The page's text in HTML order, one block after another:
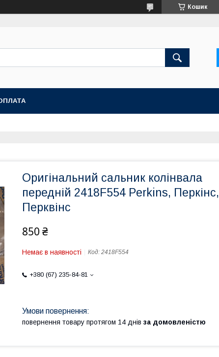
Кошик
Оригінальний сальник колінвала
передній 2418F554 Perkins, Перкінс,
Перквінс
850 ₴
Немає в наявності Код: 2418F554
+380 (67) 235-84-81
повернення товару протягом 14 днів за домовленістю